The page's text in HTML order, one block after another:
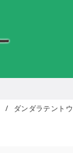
ダンダラテントウ